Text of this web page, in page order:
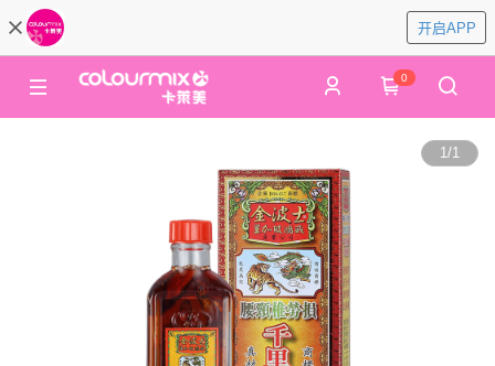
开启APP
0
1/1